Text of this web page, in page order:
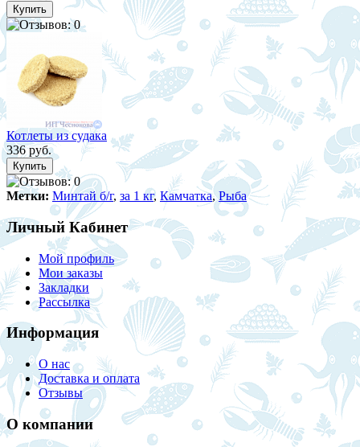
Котлеты из судака
336 руб.
Метки: Минтай б/г, за 1 кг, Камчатка,Рыба
Личный Кабинет
Мой профиль
Мои заказы
Закладки
Рассылка
Информация
О нас
Доставка и оплата
Отзывы
О компании